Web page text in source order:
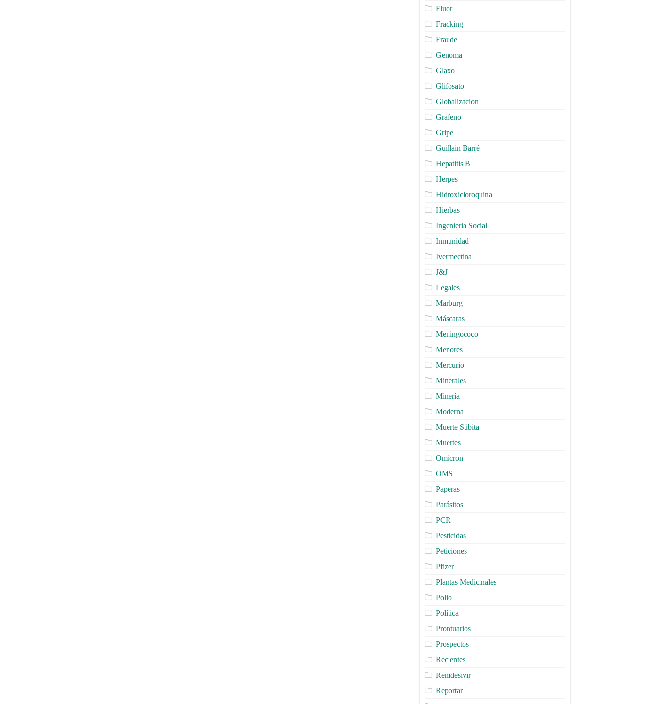
Fluor
Fracking
Fraude
Genoma
Glaxo
Glifosato
Globalizacion
Grafeno
Gripe
Guillain Barré
Hepatitis B
Herpes
Hidroxicloroquina
Hierbas
Ingenieria Social
Inmunidad
Ivermectina
J&J
Legales
Marburg
Máscaras
Meningococo
Menores
Mercurio
Minerales
Minería
Moderna
Muerte Súbita
Muertes
Omicron
OMS
Paperas
Parásitos
PCR
Pesticidas
Peticiones
Pfizer
Plantas Medicinales
Polio
Política
Prontuarios
Prospectos
Recientes
Remdesivir
Reportar